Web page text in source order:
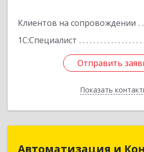
Клиентов на сопровождении
1С:Специалист
Отправить
Показать
Отправить
Назад
Автоматизация и